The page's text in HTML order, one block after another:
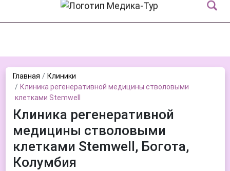
Главная
Клиники
Клиника регенеративной медицины стволовыми
клетками Stemwell
Клиника регенеративной
медицины стволовыми
клетками Stemwell, Богота,
Колумбия